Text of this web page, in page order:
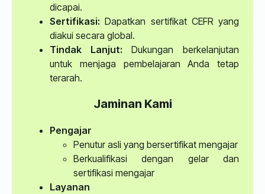
dicapai.
Sertifikasi: Dapatkan sertifikat CEFR yang
diakui secara global.
Tindak Lanjut: Dukungan berkelanjutan
untuk menjaga pembelajaran Anda tetap
terarah.
Jaminan Kami
Pengajar
Penutur asli yang bersertifikat mengajar
Berkualifikasi dengan gelar dan
sertifikasi mengajar
Layanan